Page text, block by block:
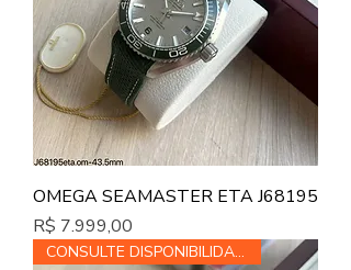
OMEGA SEAMASTER ETA J68195
Preço
R$ 7.999,00
CONSULTE DISPONIBILIDADE